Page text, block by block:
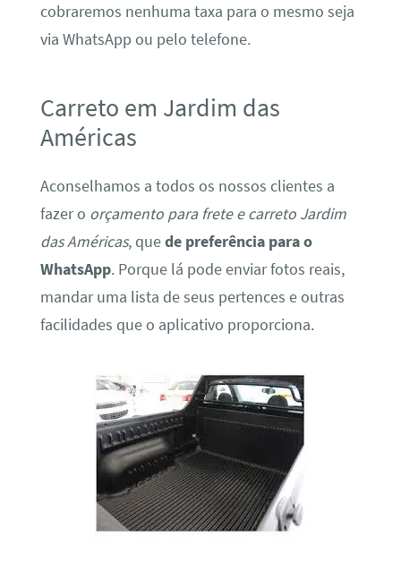
cobraremos nenhuma taxa para o mesmo seja
via WhatsApp ou pelo telefone.
Carreto em Jardim das
Américas
Aconselhamos a todos os nossos clientes a
fazer o orçamento para frete e carreto Jardim
das Américas, quede preferência para o
WhatsApp. Porque lá pode enviar fotos reais,
mandar uma lista de seus pertences e outras
facilidades que o aplicativo proporciona.